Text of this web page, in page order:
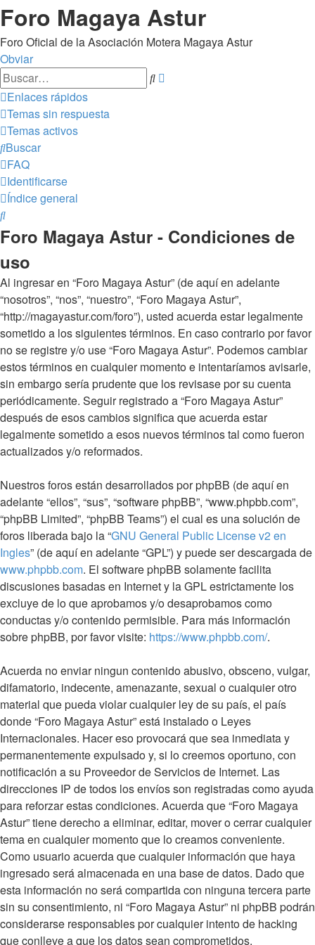
Foro Magaya Astur
Foro Oficial de la Asociación Motera Magaya Astur
Obviar
Buscar
Enlaces rápidos
Temas sin respuesta
Temas activos
Buscar
FAQ
Identificarse
Índice general
Buscar
Foro Magaya Astur - Condiciones de
uso
Al ingresar en “Foro Magaya Astur” (de aquí en adelante
“nosotros”, “nos”, “nuestro”, “Foro Magaya Astur”,
“http://magayastur.com/foro”), usted acuerda estar legalmente
sometido a los siguientes términos. En caso contrario por favor
no se registre y/o use “Foro Magaya Astur”. Podemos cambiar
estos términos en cualquier momento e intentaríamos avisarle,
sin embargo sería prudente que los revisase por su cuenta
periódicamente. Seguir registrado a “Foro Magaya Astur”
después de esos cambios significa que acuerda estar
legalmente sometido a esos nuevos términos tal como fueron
actualizados y/o reformados.
Nuestros foros están desarrollados por phpBB (de aquí en
adelante “ellos”, “sus”, “software phpBB”, “www.phpbb.com”,
“phpBB Limited”, “phpBB Teams”) el cual es una solución de
foros liberada bajo la “GNU General Public License v2 en
Ingles” (de aquí en adelante “GPL”) y puede ser descargada de
www.phpbb.com. El software phpBB solamente facilita
discusiones basadas en Internet y la GPL estrictamente los
excluye de lo que aprobamos y/o desaprobamos como
conductas y/o contenido permisible. Para más información
sobre phpBB, por favor visite: https://www.phpbb.com/.
Acuerda no enviar ningun contenido abusivo, obsceno, vulgar,
difamatorio, indecente, amenazante, sexual o cualquier otro
material que pueda violar cualquier ley de su país, el país
donde “Foro Magaya Astur” está instalado o Leyes
Internacionales. Hacer eso provocará que sea inmediata y
permanentemente expulsado y, si lo creemos oportuno, con
notificación a su Proveedor de Servicios de Internet. Las
direcciones IP de todos los envíos son registradas como ayuda
para reforzar estas condiciones. Acuerda que “Foro Magaya
Astur” tiene derecho a eliminar, editar, mover o cerrar cualquier
tema en cualquier momento que lo creamos conveniente.
Como usuario acuerda que cualquier información que haya
ingresado será almacenada en una base de datos. Dado que
esta información no será compartida con ninguna tercera parte
sin su consentimiento, ni “Foro Magaya Astur” ni phpBB podrán
considerarse responsables por cualquier intento de hacking
que conlleve a que los datos sean comprometidos.